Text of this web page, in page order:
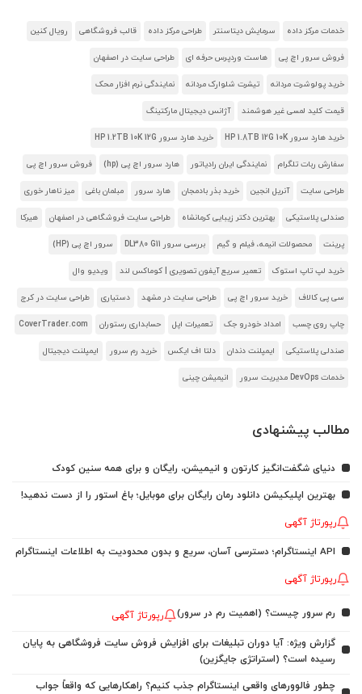
خدمات مرکز داده سرمایش دیتاسنتر طراحی مرکز داده قالب فروشگاهی رویال کنین
فروش سرور اچ پی هاست وردپرس حرفه ای طراحی سایت در اصفهان
خرید پولوشرت مردانه تیشرت شلوارک مردانه نمایندگی نرم افزار محک
قیمت کلید لمسی غیر هوشمند آژانس دیجیتال مارکتینگ
خرید هارد سرور HP 1.8TB 12G 10K خرید هارد سرور HP 1.2TB 10K 12G
سفارش ربات تلگرام نمایندگی ایران رادیاتور هارد سرور اچ پی (hp) فروش سرور اچ پی
طراحی سایت آنریل انجین خرید بذر بادمجان هارد سرور مبلمان باغی میز ناهار خوری
صندلی پلاستیکی بهترین دکتر زیبایی کرمانشاه طراحی سایت فروشگاهی در اصفهان هیرکا
پرینت محصولات انیمه، فیلم و گیم بررسی سرور DL380 G11 سرور اچ پی (HP)
خرید لپ تاپ استوک تعمیر سریع آیفون تصویری | کوماکس لند ویدیو وال
سی پی کالاف خرید سرور اچ پی طراحی سایت در مشهد دستیاری طراحی سایت در کرج
چاپ روی چسب امداد خودرو جک تعمیرات اپل حسابداری رستوران CoverTrader.com
صندلی پلاستیکی ایمپلنت دندان دلتا اف ایکس خرید رم سرور ایمپلنت دیجیتال
خدمات DevOps مدیریت سرور انیمیشن چینی
مطالب پیشنهادی
دنیای شگفت‌انگیز کارتون و انیمیشن، رایگان و برای همه سنین کودک
بهترین اپلیکیشن دانلود رمان رایگان برای موبایل؛ باغ استور را از دست ندهید!
رپورتاژ آگهی
API اینستاگرام؛ دسترسی آسان، سریع و بدون محدودیت به اطلاعات اینستاگرام
رپورتاژ آگهی
رم سرور چیست؟ (اهمیت رم در سرور) رپورتاژ آگهی
گزارش ویژه: آیا دوران تبلیغات برای افزایش فروش سایت فروشگاهی به پایان
رسیده است؟ (استراتژی جایگزین)
چطور فالوورهای واقعی اینستاگرام جذب کنیم؟ راهکارهایی که واقعاً جواب